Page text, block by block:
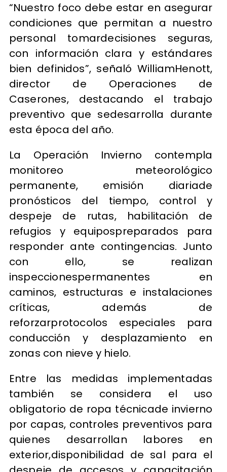
“Nuestro foco debe estar en asegurar
condiciones que permitan a nuestro
personal tomardecisiones seguras,
con información clara y estándares
bien definidos”, señaló WilliamHenott,
director de Operaciones de
Caserones, destacando el trabajo
preventivo que sedesarrolla durante
esta época del año.
La Operación Invierno contempla
monitoreo meteorológico
permanente, emisión diariade
pronósticos del tiempo, control y
despeje de rutas, habilitación de
refugios y equipospreparados para
responder ante contingencias. Junto
con ello, se realizan
inspeccionespermanentes en
caminos, estructuras e instalaciones
críticas, además de
reforzarprotocolos especiales para
conducción y desplazamiento en
zonas con nieve y hielo.
Entre las medidas implementadas
también se considera el uso
obligatorio de ropa técnicade invierno
por capas, controles preventivos para
quienes desarrollan labores en
exterior,disponibilidad de sal para el